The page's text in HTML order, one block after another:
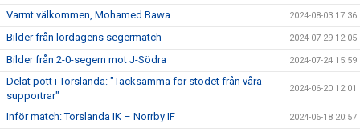
Varmt välkommen, Mohamed Bawa 2024-08-03 17:36
Bilder från lördagens segermatch 2024-07-29 12:05
Bilder från 2-0-segern mot J-Södra 2024-07-24 15:59
Delat pott i Torslanda: "Tacksamma för stödet från våra
supportrar"
2024-06-20 12:01
Inför match: Torslanda IK – Norrby IF 2024-06-18 20:57